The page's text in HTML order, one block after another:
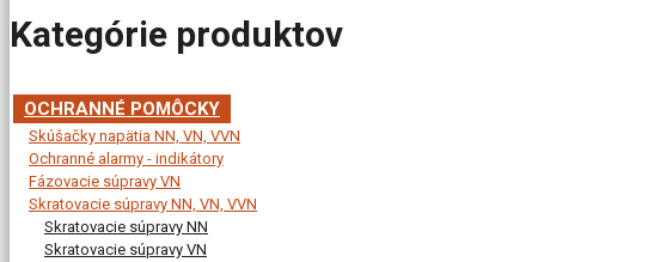
Kategórie produktov
OCHRANNÉ POMÔCKY
Skúšačky napätia NN, VN, VVN
Ochranné alarmy - indikátory
Fázovacie súpravy VN
Skratovacie súpravy NN, VN, VVN
Skratovacie súpravy NN
Skratovacie súpravy VN